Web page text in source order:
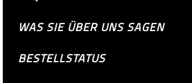
WAS SIE ÜBER UNS SAGEN
BESTELLSTATUS